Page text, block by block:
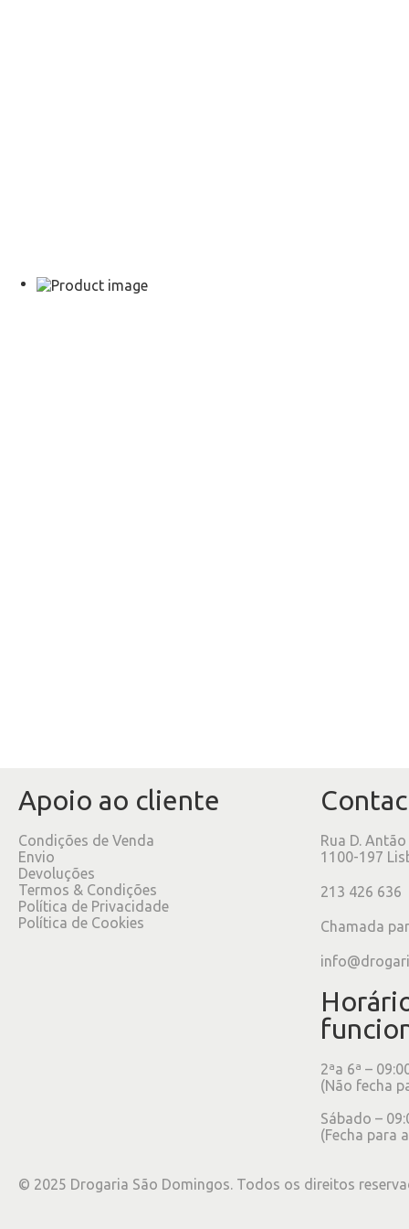
Apoio ao cliente
Condições de Venda
Envio
Devoluções
Termos & Condições
Política de Privacidade
Política de Cookies
Rua D.
1100-197
213 426 636
Chamada
2ªa 6ª –
(Não fecha
Sábado –
(Fecha para
© 2025 Drogaria São Domingos. Todos os direitos